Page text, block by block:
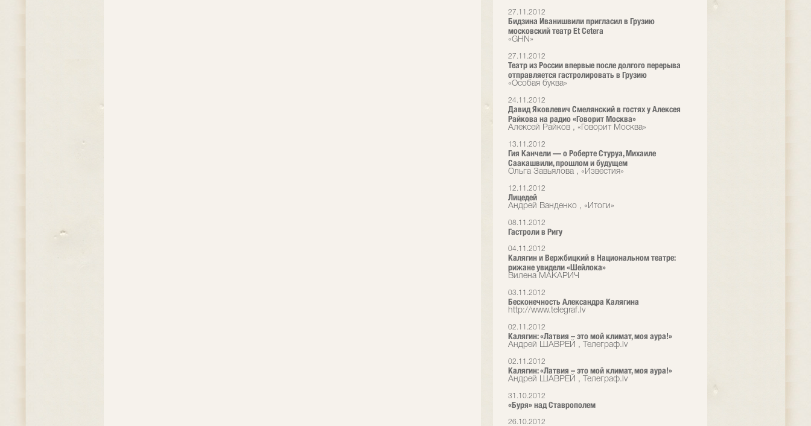
27.11.2012
Бидзина Иванишвили пригласил в Грузию
московский театр Et Cetera
«GHN»
27.11.2012
Театр из России впервые после долгого перерыва
отправляется гастролировать в Грузию
«Особая буква»
24.11.2012
Давид Яковлевич Смелянский в гостях у Алексея
Райкова на радио «Говорит Москва»
Алексей Райков , «Говорит Москва»
13.11.2012
Гия Канчели — о Роберте Стуруа, Михаиле
Саакашвили, прошлом и будущем
Ольга Завьялова , «Известия»
12.11.2012
Лицедей
Андрей Ванденко , «Итоги»
08.11.2012
Гастроли в Ригу
04.11.2012
Калягин и Вержбицкий в Национальном театре:
рижане увидели «Шейлока»
Вилена МАКАРИЧ
03.11.2012
Бесконечность Александра Калягина
http://www.telegraf.lv
02.11.2012
Калягин: «Латвия – это мой климат, моя аура!»
Андрей ШАВРЕЙ , Телеграф.lv
02.11.2012
Калягин: «Латвия – это мой климат, моя аура!»
Андрей ШАВРЕЙ , Телеграф.lv
31.10.2012
«Буря» над Ставрополем
26.10.2012